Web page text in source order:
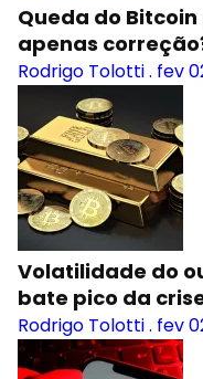
Queda do
apenas
Rodrigo Tolotti. fev
Volatilidade do
bate pico da
Rodrigo Tolotti. fev